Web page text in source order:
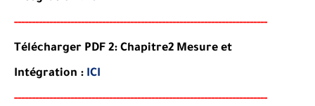
------------------------------------------------------------------------
Télécharger PDF 2: Chapitre2 Mesure et
Intégration : ICI
------------------------------------------------------------------------